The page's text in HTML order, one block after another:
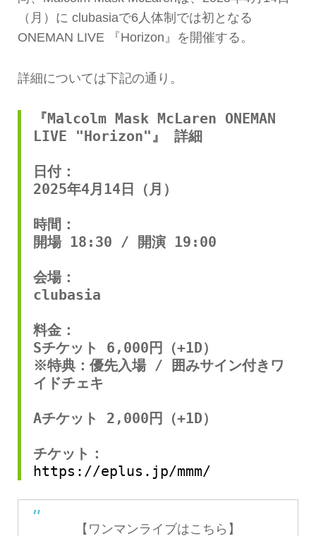
（月）に clubasiaで6人体制では初となる
ONEMAN LIVE 『Horizon』を開催する。
詳細については下記の通り。
『Malcolm Mask McLaren ONEMAN
LIVE "Horizon"』 詳細
日付：
2025年4月14日（月）
時間：
開場 18:30 / 開演 19:00
会場：
clubasia
料金：
Sチケット 6,000円（+1D）
※特典：優先入場 / 囲みサイン付きワ
イドチェキ
Aチケット 2,000円（+1D）
チケット：
https://eplus.jp/mmm/
【ワンマンライブはこちら】